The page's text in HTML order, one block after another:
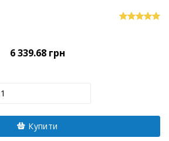
6 339.68 грн
Купити